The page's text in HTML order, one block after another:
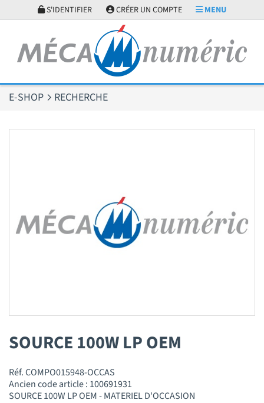
S'IDENTIFIER CRÉER UN COMPTE MENU
E-SHOP RECHERCHE
SOURCE 100W LP OEM
Réf. COMPO015948-OCCAS
Ancien code article : 100691931
SOURCE 100W LP OEM - MATERIEL D'OCCASION
Panneau de gestion des cookies